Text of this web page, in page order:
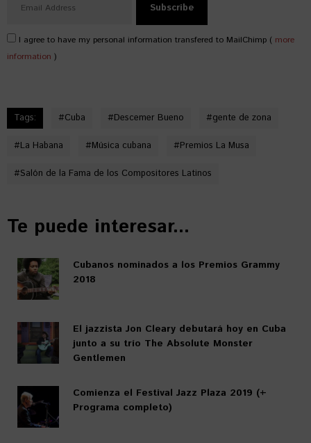
I agree to have my personal information transfered to MailChimp ( more
information )
Tags: #Cuba #Descemer Bueno #gente de zona
#La Habana #Música cubana #Premios La Musa
#Salón de la Fama de los Compositores Latinos
Te puede interesar...
Cubanos nominados a los Premios Grammy
2018
El jazzista Jon Cleary debutará hoy en Cuba
junto a su trío The Absolute Monster
Gentlemen
Comienza el Festival Jazz Plaza 2019 (+
Programa completo)